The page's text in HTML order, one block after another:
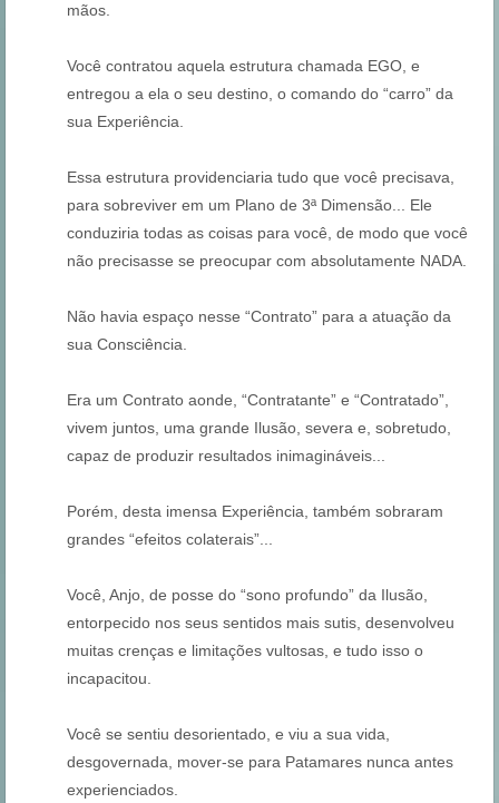
mãos.
Você contratou aquela estrutura chamada EGO, e
entregou a ela o seu destino, o comando do “carro” da
sua Experiência.
Essa estrutura providenciaria tudo que você precisava,
para sobreviver em um Plano de 3ª Dimensão... Ele
conduziria todas as coisas para você, de modo que você
não precisasse se preocupar com absolutamente NADA.
Não havia espaço nesse “Contrato” para a atuação da
sua Consciência.
Era um Contrato aonde, “Contratante” e “Contratado”,
vivem juntos, uma grande Ilusão, severa e, sobretudo,
capaz de produzir resultados inimagináveis...
Porém, desta imensa Experiência, também sobraram
grandes “efeitos colaterais”...
Você, Anjo, de posse do “sono profundo” da Ilusão,
entorpecido nos seus sentidos mais sutis, desenvolveu
muitas crenças e limitações vultosas, e tudo isso o
incapacitou.
Você se sentiu desorientado, e viu a sua vida,
desgovernada, mover-se para Patamares nunca antes
experienciados.